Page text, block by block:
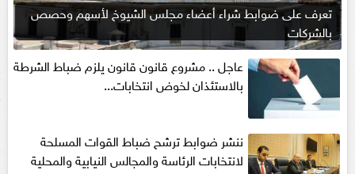
تعرف على ضوابط شراء أعضاء مجلس الشيوخ لأسهم وحصص
بالشركات
عاجل .. مشروع قانون قانون يلزم ضباط الشرطة
بالاستئذان لخوض انتخابات...
ننشر ضوابط ترشح ضباط القوات المسلحة
لانتخابات الرئاسة والمجالس النيابية والمحلية‎